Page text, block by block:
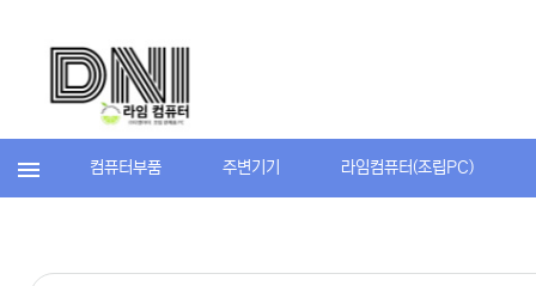
컴퓨터부품 주변기기 라임컴퓨터(조립PC)